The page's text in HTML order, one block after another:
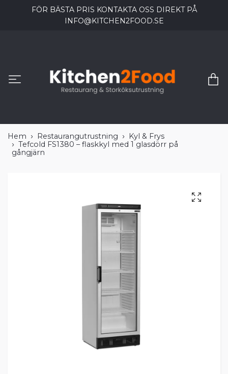
FÖR BÄSTA PRIS KONTAKTA OSS DIREKT PÅ
INFO@KITCHEN2FOOD.SE
Hem Restaurangutrustning
Kyl & Frys
Tefcold FS1380 – flaskkyl med 1 glasdörr på
gångjärn